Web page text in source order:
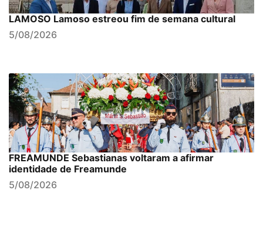
LAMOSO Lamoso estreou fim de semana cultural
5/08/2026
FREAMUNDE Sebastianas voltaram a afirmar
identidade de Freamunde
5/08/2026